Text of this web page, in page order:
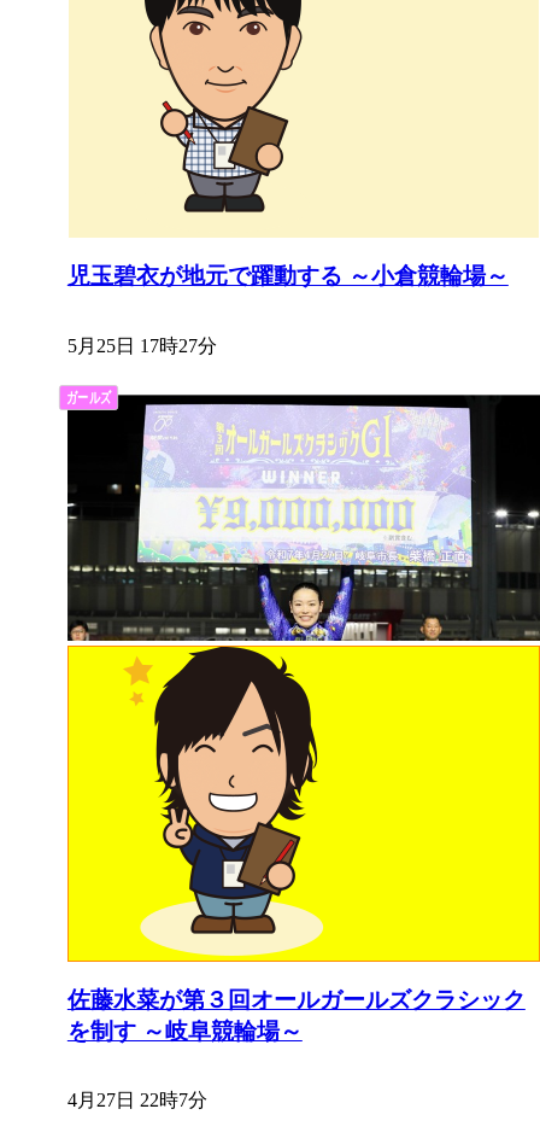
児玉碧衣が地元で躍動する ～小倉競輪場～
5月25日 17時27分
佐藤水菜が第３回オールガールズクラシック
を制す ～岐阜競輪場～
4月27日 22時7分